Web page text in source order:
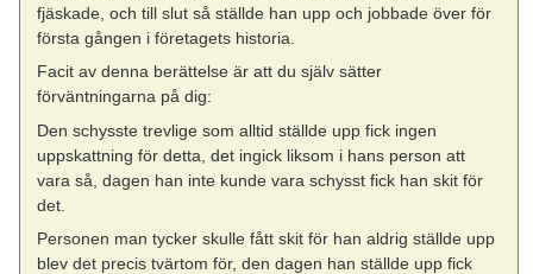
fjäskade, och till slut så ställde han upp och jobbade över för
första gången i företagets historia.
Facit av denna berättelse är att du själv sätter
förväntningarna på dig:
Den schysste trevlige som alltid ställde upp fick ingen
uppskattning för detta, det ingick liksom i hans person att
vara så, dagen han inte kunde vara schysst fick han skit för
det.
Personen man tycker skulle fått skit för han aldrig ställde upp
blev det precis tvärtom för, den dagen han ställde upp fick